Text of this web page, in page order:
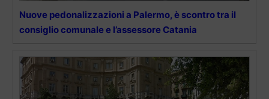
Nuove pedonalizzazioni a Palermo, è scontro tra il
consiglio comunale e l’assessore Catania